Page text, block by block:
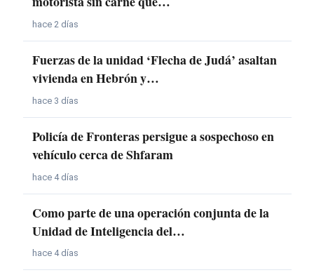
hace 2 días
Fuerzas de la unidad ‘Flecha de Judá’ asaltan
vivienda en Hebrón y…
hace 3 días
Policía de Fronteras persigue a sospechoso en
vehículo cerca de Shfaram
hace 4 días
Como parte de una operación conjunta de la
Unidad de Inteligencia del…
hace 4 días